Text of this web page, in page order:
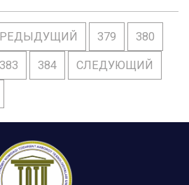
379 380
383 384 СЛЕДУЮЩИЙ